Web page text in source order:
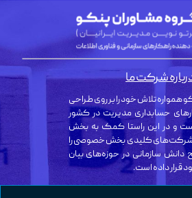
همواره تلاش خود را بر روی طراحی
حسابداری مدیریت در کشور
و در این راستا کمک به بخش
شرکت‌های کلیدی بخش خصوصی را
سازمانی در حوزه‌های بیان
داده است.
شرکت ما